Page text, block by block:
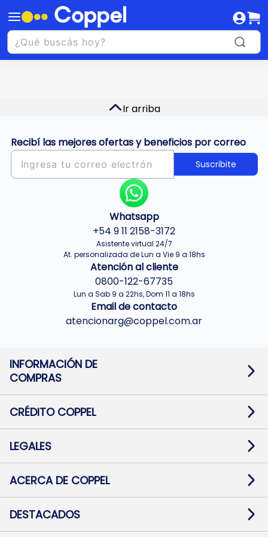
Ir arriba
Recibí las mejores ofertas y beneficios por correo
Suscribite
Whatsapp
+54 9 11 2158-3172
Asistente virtual 24/7
At. personalizada de Lun a Vie 9 a 18hs
Atención al cliente
0800-122-67735
Lun a Sab 9 a 22hs, Dom 11 a 18hs
Email de contacto
atencionarg@coppel.com.ar
INFORMACIÓN DE
COMPRAS
Términos y condiciones
Botón de arrepentimiento
Mapa de sitio
CRÉDITO COPPEL
Solicitar Crédito
Medios de Pago
Pago Fácil Online
LEGALES
Baja contratos
Defensa al consumidor CABA
ACERCA DE COPPEL
Trabajá con Nosotros
Preguntas Frecuentes
DESTACADOS